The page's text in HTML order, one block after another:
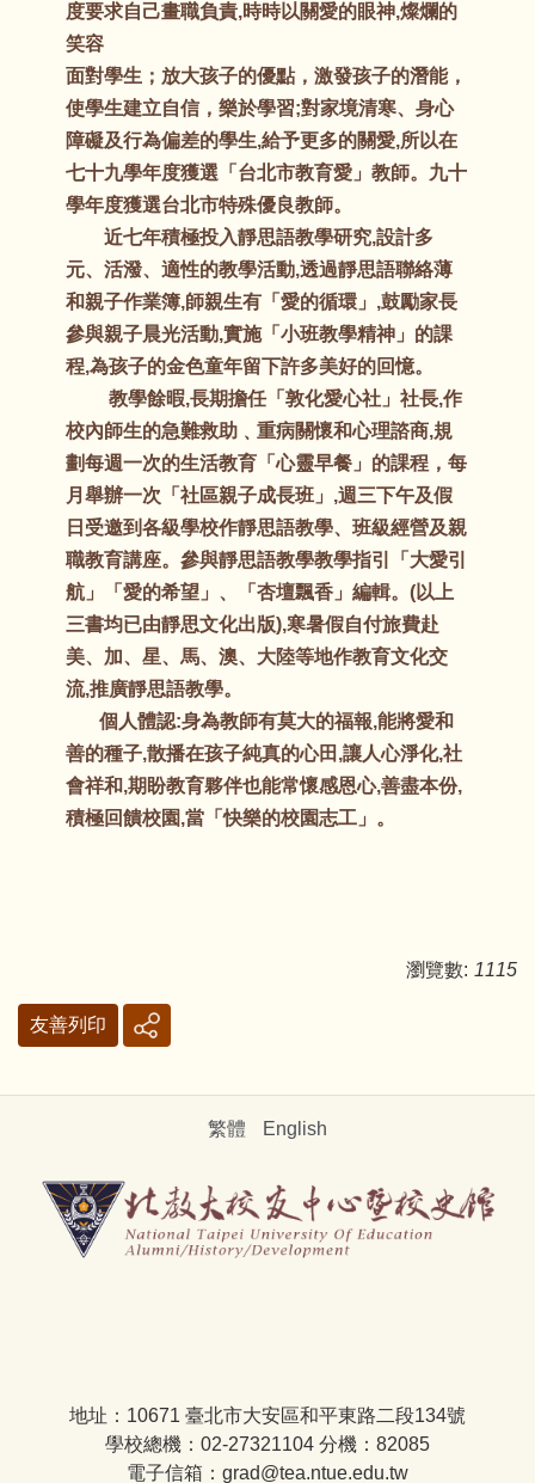
度要求自己畫職負責,時時以關愛的眼神,燦爛的
笑容
面對學生；放大孩子的優點，激發孩子的潛能，
使學生建立自信，樂於學習;對家境清寒、身心
障礙及行為偏差的學生,給予更多的關愛,所以在
七十九學年度獲選「台北市教育愛」教師。九十
學年度獲選台北市特殊優良教師。
近七年積極投入靜思語教學研究,設計多
元、活潑、適性的教學活動,透過靜思語聯絡薄
和親子作業簿,師親生有「愛的循環」,鼓勵家長
參與親子晨光活動,實施「小班教學精神」的課
程,為孩子的金色童年留下許多美好的回憶。
教學餘暇,長期擔任「敦化愛心社」社長,作
校內師生的急難救助﹑重病關懷和心理諮商,規
劃每週一次的生活教育「心靈早餐」的課程，每
月舉辦一次「社區親子成長班」,週三下午及假
日受邀到各級學校作靜思語教學、班級經營及親
職教育講座。參與靜思語教學教學指引「大愛引
航」「愛的希望」、「杏壇飄香」編輯。(以上
三書均已由靜思文化出版),寒暑假自付旅費赴
美、加、星、馬、澳、大陸等地作教育文化交
流,推廣靜思語教學。
個人體認:身為教師有莫大的福報,能將愛和
善的種子,散播在孩子純真的心田,讓人心淨化,社
會祥和,期盼教育夥伴也能常懷感恩心,善盡本份,
積極回饋校園,當「快樂的校園志工」。
瀏覽數: 1115
友善列印
繁體 English
地址：10671 臺北市大安區和平東路二段134號
學校總機：02-27321104 分機：82085
電子信箱：grad@tea.ntue.edu.tw